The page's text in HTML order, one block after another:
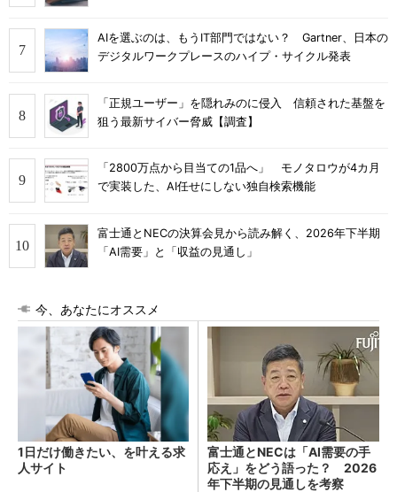
AIを選ぶのは、もうIT部門ではない？ Gartner、日本の
デジタルワークプレースのハイプ・サイクル発表
「正規ユーザー」を隠れみのに侵入 信頼された基盤を
狙う最新サイバー脅威【調査】
「2800万点から目当ての1品へ」 モノタロウが4カ月
で実装した、AI任せにしない独自検索機能
富士通とNECの決算会見から読み解く、2026年下半期
「AI需要」と「収益の見通し」
今、あなたにオススメ
1日だけ働きたい、を叶える求
人サイト
富士通とNECは「AI需要の手
応え」をどう語った？ 2026
年下半期の見通しを考察